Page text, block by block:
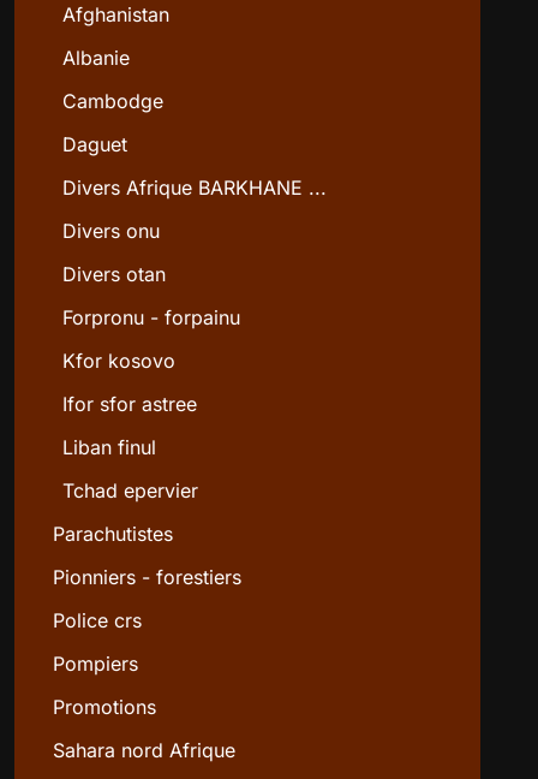
Afghanistan
Albanie
Cambodge
Daguet
Divers Afrique BARKHANE ...
Divers onu
Divers otan
Forpronu - forpainu
Kfor kosovo
Ifor sfor astree
Liban finul
Tchad epervier
Parachutistes
Pionniers - forestiers
Police crs
Pompiers
Promotions
Sahara nord Afrique